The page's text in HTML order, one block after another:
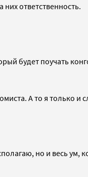
ответственность.
будет поучать
А то я только
но и весь ум,